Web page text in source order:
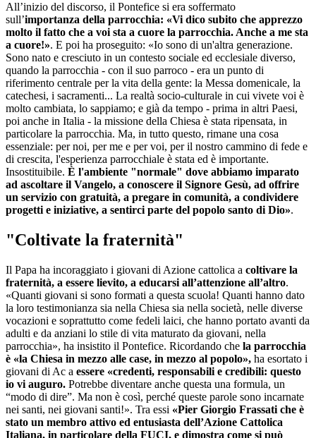
All’inizio del discorso, il Pontefice si era soffermato
sull’importanza della parrocchia: «Vi dico subito che apprezzo
molto il fatto che a voi sta a cuore la parrocchia. Anche a me sta
a cuore!». E poi ha proseguito: «Io sono di un'altra generazione.
Sono nato e cresciuto in un contesto sociale ed ecclesiale diverso,
quando la parrocchia - con il suo parroco - era un punto di
riferimento centrale per la vita della gente: la Messa domenicale, la
catechesi, i sacramenti... La realtà socio-culturale in cui vivete voi è
molto cambiata, lo sappiamo; e già da tempo - prima in altri Paesi,
poi anche in Italia - la missione della Chiesa è stata ripensata, in
particolare la parrocchia. Ma, in tutto questo, rimane una cosa
essenziale: per noi, per me e per voi, per il nostro cammino di fede e
di crescita, l'esperienza parrocchiale è stata ed è importante.
Insostituibile. È l'ambiente "normale" dove abbiamo imparato
ad ascoltare il Vangelo, a conoscere il Signore Gesù, ad offrire
un servizio con gratuità, a pregare in comunità, a condividere
progetti e iniziative, a sentirci parte del popolo santo di Dio».
"Coltivate la fraternità"
Il Papa ha incoraggiato i giovani di Azione cattolica a coltivare la
fraternità, a essere lievito, a educarsi all’attenzione all’altro.
«Quanti giovani si sono formati a questa scuola! Quanti hanno dato
la loro testimonianza sia nella Chiesa sia nella società, nelle diverse
vocazioni e soprattutto come fedeli laici, che hanno portato avanti da
adulti e da anziani lo stile di vita maturato da giovani, nella
parrocchia», ha insistito il Pontefice. Ricordando che la parrocchia
è «la Chiesa in mezzo alle case, in mezzo al popolo», ha esortato i
giovani di Ac a essere «credenti, responsabili e credibili: questo
io vi auguro. Potrebbe diventare anche questa una formula, un
“modo di dire”. Ma non è così, perché queste parole sono incarnate
nei santi, nei giovani santi!». Tra essi «Pier Giorgio Frassati che è
stato un membro attivo ed entusiasta dell’Azione Cattolica
Italiana, in particolare della FUCI, e dimostra come si può